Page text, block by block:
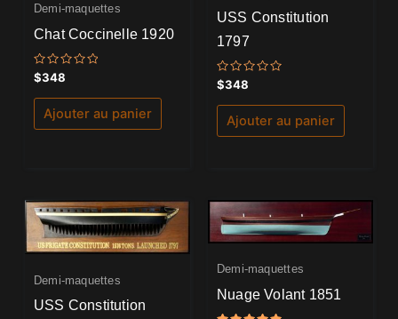
Demi-maquettes
Chat Coccinelle 1920
Note
0
sur
$348
Ajouter au panier
USS Constitution
1797
Note
0
sur
$348
Ajouter au panier
Demi-maquettes
USS Constitution
Demi-maquettes
Nuage Volant 1851